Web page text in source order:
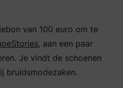
van 100 euro om te
, aan een paar
Je vindt de schoenen
bruidsmodezaken.